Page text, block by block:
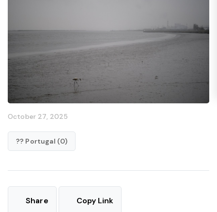
October 27, 2025
?? Portugal (0)
Share Copy Link